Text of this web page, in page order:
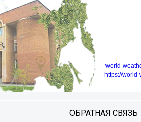
world-
https://
ОБРАТНАЯ СВЯЗЬ